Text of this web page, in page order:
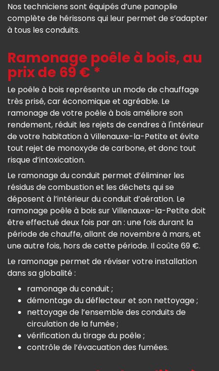
Nos techniciens sont équipés d’une panoplie
complète de hérissons qui leur permet de s’adapter
à tous les conduits.
Ramonage poêle à bois, au
prix de 69 € *
Le poêle à bois représente un mode de chauffage
très prisé, car économique et agréable. Le
ramonage de votre poêle à bois améliore son
rendement, réduit les rejets de cendres à l'intérieur
de votre habitation à Villenauxe-la-Petite et évite
tout rejet de monoxyde de carbone, et donc tout
risque d’intoxication.
Le ramonage du conduit permet d’éliminer les
résidus de combustion et les déchets qui se
déposent à l’intérieur du conduit d’aération. Le
ramonage poêle à bois sur Villenauxe-la-Petite doit
être effectué deux fois par an : une fois durant la
période de chauffe, allant de novembre à mars, et
une autre fois, hors de cette période. Il coûte 69 €.
Le ramonage permet de réviser votre installation
dans sa globalité :
ramonage du conduit ;
démontage du déflecteur et son nettoyage ;
nettoyage de l’ensemble des conduits de
circulation de la fumée ;
vérification du tirage du poêle ;
contrôle de l’évacuation des fumées.